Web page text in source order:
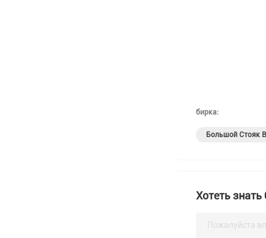
бирка:
Большой Стояк
Хотеть
Пожалуйста